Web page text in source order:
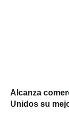
Alcanza
Unidos su